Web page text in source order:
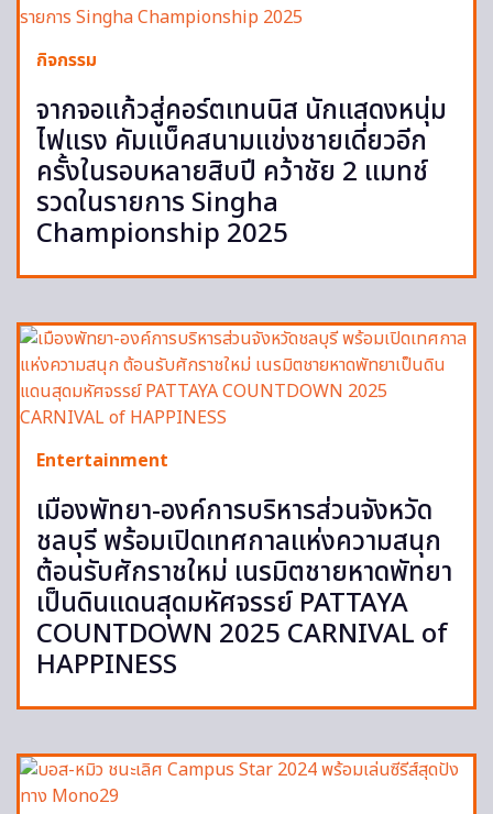
กิจกรรม
จากจอแก้วสู่คอร์ตเทนนิส นักแสดงหนุ่ม
ไฟแรง คัมแบ็คสนามแข่งชายเดี่ยวอีก
ครั้งในรอบหลายสิบปี คว้าชัย 2 แมทช์
รวดในรายการ Singha
Championship 2025
Entertainment
เมืองพัทยา-องค์การบริหารส่วนจังหวัด
ชลบุรี พร้อมเปิดเทศกาลแห่งความสนุก
ต้อนรับศักราชใหม่ เนรมิตชายหาดพัทยา
เป็นดินแดนสุดมหัศจรรย์ PATTAYA
COUNTDOWN 2025 CARNIVAL of
HAPPINESS